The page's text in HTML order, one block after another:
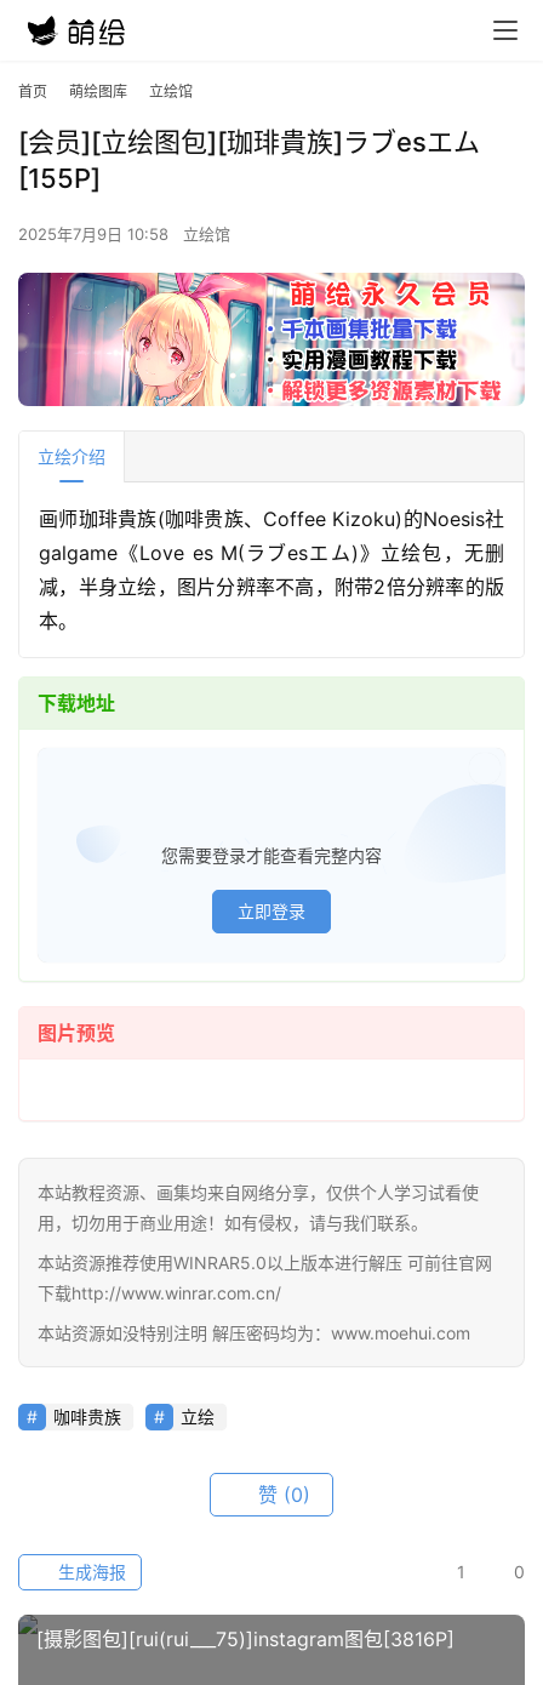
首
程
会
员
资
开
素
材
首页 萌绘图库 立绘馆
[会员][立绘图包][珈琲貴族]ラブesエム
[155P]
2025年7月9日 10:58 立绘馆
立绘介绍
画师珈琲貴族(咖啡贵族、Coffee Kizoku)的Noesis社
galgame《Love es M(ラブesエム)》立绘包，无删
减，半身立绘，图片分辨率不高，附带2倍分辨率的版
本。
下载地址
您需要登录才能查看完整内容
立即登录
图片预览
本站教程资源、画集均来自网络分享，仅供个人学习试看使
用，切勿用于商业用途！如有侵权，请与我们联系。
本站资源推荐使用WINRAR5.0以上版本进行解压 可前往官网
下载http://www.winrar.com.cn/
本站资源如没特别注明 解压密码均为：www.moehui.com
咖啡贵族 立绘
赞 (0)
1 0
生成海报
[摄影图包][rui(rui___75)]instagram图包[3816P]